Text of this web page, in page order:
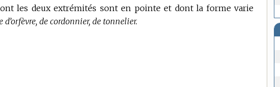
les deux extrémités sont en pointe et dont la forme varie
d’orfèvre, de cordonnier, de tonnelier.